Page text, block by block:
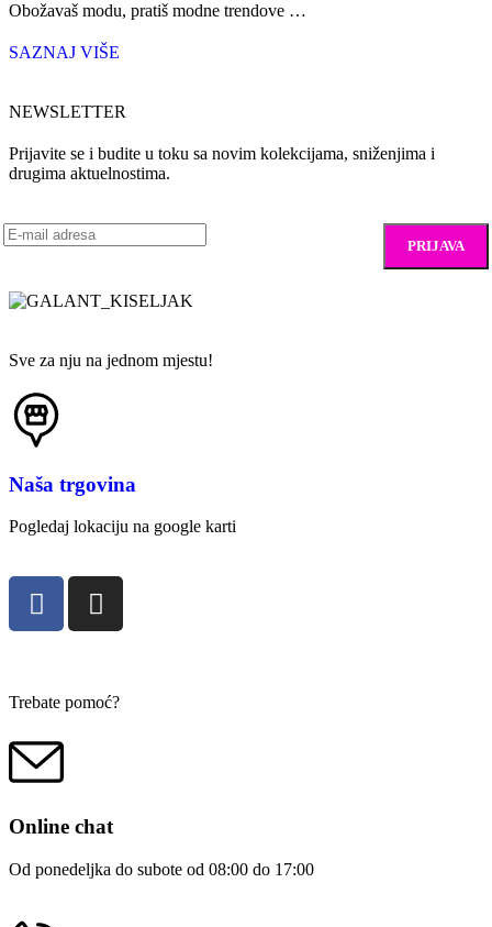
Obožavaš modu, pratiš modne trendove …
SAZNAJ VIŠE
NEWSLETTER
Prijavite se i budite u toku sa novim kolekcijama, sniženjima i
drugima aktuelnostima.
Sve za nju na jednom mjestu!
Naša trgovina
Pogledaj lokaciju na google karti
Trebate pomoć?
Online chat
Od ponedeljka do subote od 08:00 do 17:00